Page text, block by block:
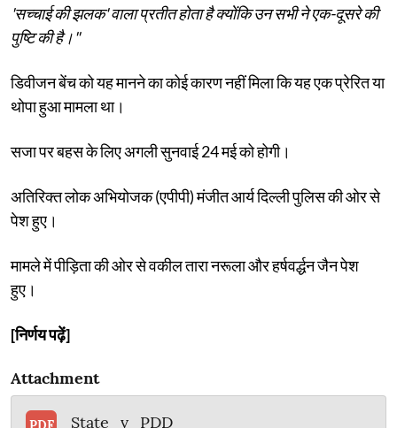
'सच्चाई की झलक' वाला प्रतीत होता है क्योंकि उन सभी ने एक-दूसरे की
पुष्टि की है।"
डिवीजन बेंच को यह मानने का कोई कारण नहीं मिला कि यह एक प्रेरित या
थोपा हुआ मामला था।
सजा पर बहस के लिए अगली सुनवाई 24 मई को होगी।
अतिरिक्त लोक अभियोजक (एपीपी) मंजीत आर्य दिल्ली पुलिस की ओर से
पेश हुए।
मामले में पीड़िता की ओर से वकील तारा नरूला और हर्षवर्द्धन जैन पेश
हुए।
[निर्णय पढ़ें]
Attachment
State_v_PDD